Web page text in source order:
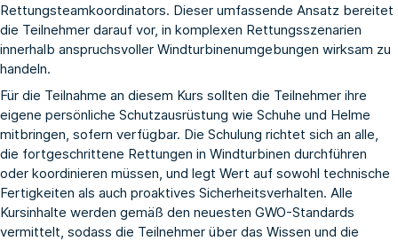
Rettungsteamkoordinators. Dieser umfassende Ansatz bereitet
die Teilnehmer darauf vor, in komplexen Rettungsszenarien
innerhalb anspruchsvoller Windturbinenumgebungen wirksam zu
handeln.
Für die Teilnahme an diesem Kurs sollten die Teilnehmer ihre
eigene persönliche Schutzausrüstung wie Schuhe und Helme
mitbringen, sofern verfügbar. Die Schulung richtet sich an alle,
die fortgeschrittene Rettungen in Windturbinen durchführen
oder koordinieren müssen, und legt Wert auf sowohl technische
Fertigkeiten als auch proaktives Sicherheitsverhalten. Alle
Kursinhalte werden gemäß den neuesten GWO-Standards
vermittelt, sodass die Teilnehmer über das Wissen und die